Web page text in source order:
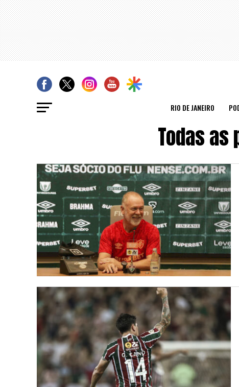
RIO DE JANEIRO
Todas as